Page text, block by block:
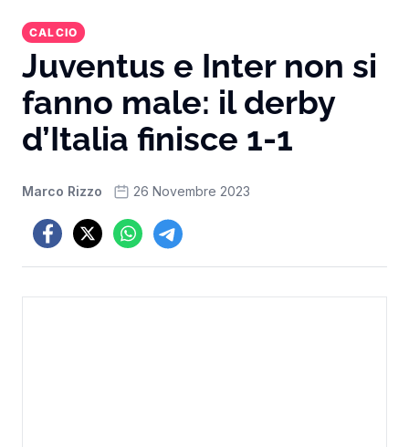
CALCIO
Juventus e Inter non si
fanno male: il derby
d’Italia finisce 1-1
Marco Rizzo 26 Novembre 2023